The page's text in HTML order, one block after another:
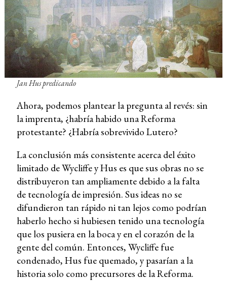
Jan Hus predicando
Ahora, podemos plantear la pregunta al revés: sin
la imprenta, ¿habría habido una Reforma
protestante? ¿Habría sobrevivido Lutero?
La conclusión más consistente acerca del éxito
limitado de Wycliffe y Hus es que sus obras no se
distribuyeron tan ampliamente debido a la falta
de tecnología de impresión. Sus ideas no se
difundieron tan rápido ni tan lejos como podrían
haberlo hecho si hubiesen tenido una tecnología
que los pusiera en la boca y en el corazón de la
gente del común. Entonces, Wycliffe fue
condenado, Hus fue quemado, y pasarían a la
historia solo como precursores de la Reforma.